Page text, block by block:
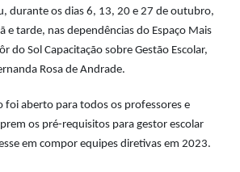
durante os dias 6, 13, 20 e 27 de outubro,
e tarde, nas dependências do Espaço Mais
do Sol Capacitação sobre Gestão Escolar,
Rosa de Andrade.
foi aberto para todos os professores e
os pré-requisitos para gestor escolar
em compor equipes diretivas em 2023.